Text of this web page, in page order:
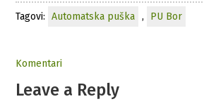
Tagovi: Automatska puška , PU Bor
Komentari
Leave a Reply